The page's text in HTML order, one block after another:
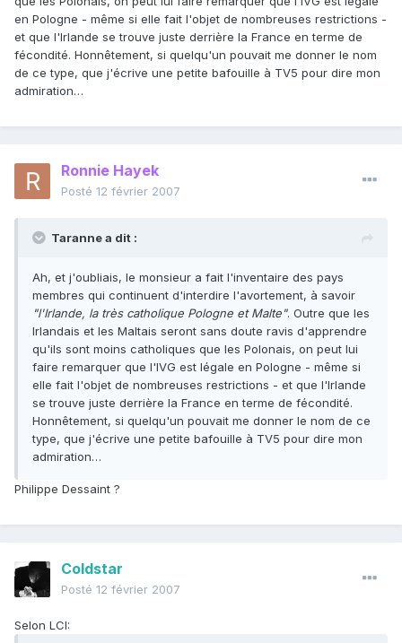
en Pologne - même si elle fait l'objet de nombreuses restrictions -
et que l'Irlande se trouve juste derrière la France en terme de
fécondité. Honnêtement, si quelqu'un pouvait me donner le nom
de ce type, que j'écrive une petite bafouille à TV5 pour dire mon
admiration…
Ronnie Hayek
Posté 12 février 2007
Taranne a dit :
Ah, et j'oubliais, le monsieur a fait l'inventaire des pays
membres qui continuent d'interdire l'avortement, à savoir
"l'Irlande, la très catholique Pologne et Malte". Outre que les
Irlandais et les Maltais seront sans doute ravis d'apprendre
qu'ils sont moins catholiques que les Polonais, on peut lui
faire remarquer que l'IVG est légale en Pologne - même si
elle fait l'objet de nombreuses restrictions - et que l'Irlande
se trouve juste derrière la France en terme de fécondité.
Honnêtement, si quelqu'un pouvait me donner le nom de ce
type, que j'écrive une petite bafouille à TV5 pour dire mon
admiration…
Philippe Dessaint ?
Coldstar
Posté 12 février 2007
Selon LCI: